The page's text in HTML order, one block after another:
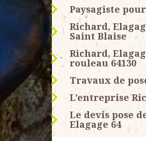
Paysagiste
Richard,
Saint Blaise
Richard,
rouleau 64130
Travaux de
L’entreprise
Le devis pose
Elagage 64